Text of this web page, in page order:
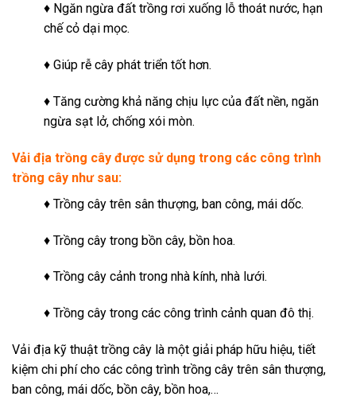
♦ Ngăn ngừa đất trồng rơi xuống lỗ thoát nước, hạn
chế cỏ dại mọc.
♦ Giúp rễ cây phát triển tốt hơn.
♦ Tăng cường khả năng chịu lực của đất nền, ngăn
ngừa sạt lở, chống xói mòn.
Vải địa trồng cây được sử dụng trong các công trình
trồng cây như sau:
♦ Trồng cây trên sân thượng, ban công, mái dốc.
♦ Trồng cây trong bồn cây, bồn hoa.
♦ Trồng cây cảnh trong nhà kính, nhà lưới.
♦ Trồng cây trong các công trình cảnh quan đô thị.
Vải địa kỹ thuật trồng cây là một giải pháp hữu hiệu, tiết
kiệm chi phí cho các công trình trồng cây trên sân thượng,
ban công, mái dốc, bồn cây, bồn hoa,…